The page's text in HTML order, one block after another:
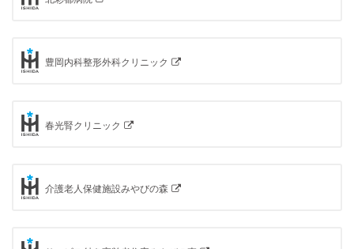
豊岡内科整形外科クリニック
春光腎クリニック
介護老人保健施設みやびの森